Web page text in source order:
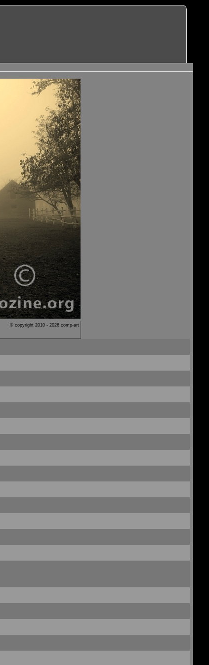
© copyright 2010 - 2026 comp-art